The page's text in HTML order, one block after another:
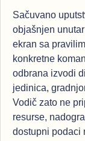
Sačuvano
objašnjen
ekran sa
konkretne
odbrana izvodi
jedinica,
Vodič zato ne
resurse,
dostupni podaci